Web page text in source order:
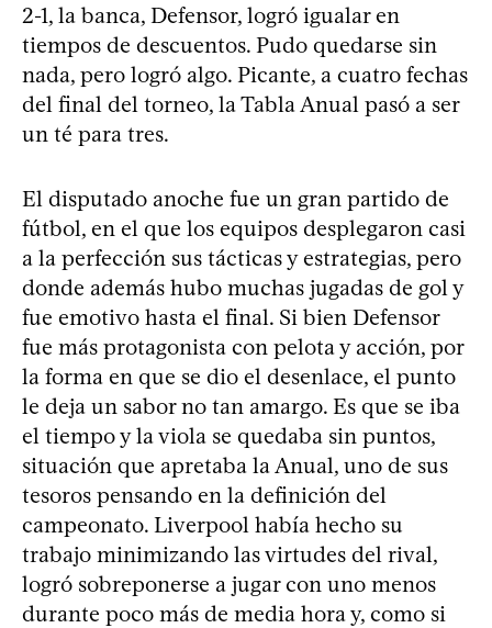
2-1, la banca, Defensor, logró igualar en
tiempos de descuentos. Pudo quedarse sin
nada, pero logró algo. Picante, a cuatro fechas
del final del torneo, la Tabla Anual pasó a ser
un té para tres.
El disputado anoche fue un gran partido de
fútbol, en el que los equipos desplegaron casi
a la perfección sus tácticas y estrategias, pero
donde además hubo muchas jugadas de gol y
fue emotivo hasta el final. Si bien Defensor
fue más protagonista con pelota y acción, por
la forma en que se dio el desenlace, el punto
le deja un sabor no tan amargo. Es que se iba
el tiempo y la viola se quedaba sin puntos,
situación que apretaba la Anual, uno de sus
tesoros pensando en la definición del
campeonato. Liverpool había hecho su
trabajo minimizando las virtudes del rival,
logró sobreponerse a jugar con uno menos
durante poco más de media hora y, como si